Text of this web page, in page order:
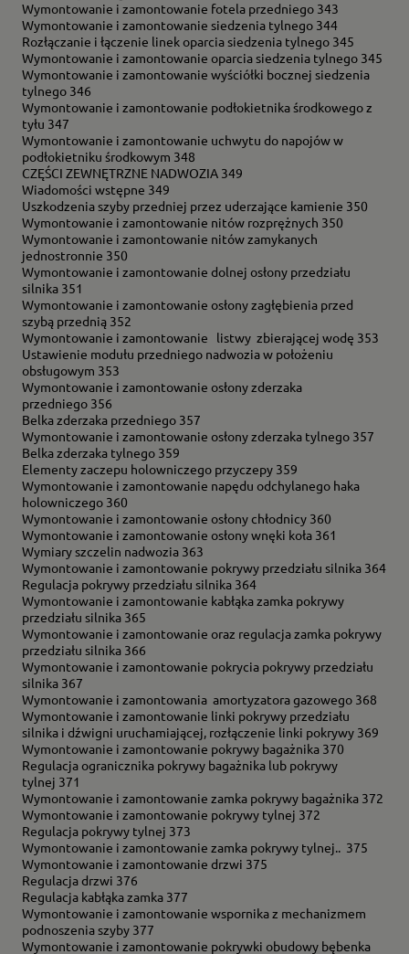
Wymontowanie i zamontowanie fotela przedniego 343
Wymontowanie i zamontowanie siedzenia tylnego 344
Rozłączanie i łączenie linek oparcia siedzenia tylnego 345
Wymontowanie i zamontowanie oparcia siedzenia tylnego 345
Wymontowanie i zamontowanie wyściółki bocznej siedzenia
tylnego 346
Wymontowanie i zamontowanie podłokietnika środkowego z
tyłu 347
Wymontowanie i zamontowanie uchwytu do napojów w
podłokietniku środkowym 348
CZĘŚCI ZEWNĘTRZNE NADWOZIA 349
Wiadomości wstępne 349
Uszkodzenia szyby przedniej przez uderzające kamienie 350
Wymontowanie i zamontowanie nitów rozprężnych 350
Wymontowanie i zamontowanie nitów zamykanych
jednostronnie 350
Wymontowanie i zamontowanie dolnej osłony przedziału
silnika 351
Wymontowanie i zamontowanie osłony zagłębienia przed
szybą przednią 352
Wymontowanie i zamontowanie listwy zbierającej wodę 353
Ustawienie modułu przedniego nadwozia w położeniu
obsługowym 353
Wymontowanie i zamontowanie osłony zderzaka
przedniego 356
Belka zderzaka przedniego 357
Wymontowanie i zamontowanie osłony zderzaka tylnego 357
Belka zderzaka tylnego 359
Elementy zaczepu holowniczego przyczepy 359
Wymontowanie i zamontowanie napędu odchylanego haka
holowniczego 360
Wymontowanie i zamontowanie osłony chłodnicy 360
Wymontowanie i zamontowanie osłony wnęki koła 361
Wymiary szczelin nadwozia 363
Wymontowanie i zamontowanie pokrywy przedziału silnika 364
Regulacja pokrywy przedziału silnika 364
Wymontowanie i zamontowanie kabłąka zamka pokrywy
przedziału silnika 365
Wymontowanie i zamontowanie oraz regulacja zamka pokrywy
przedziału silnika 366
Wymontowanie i zamontowanie pokrycia pokrywy przedziału
silnika 367
Wymontowanie i zamontowania amortyzatora gazowego 368
Wymontowanie i zamontowanie linki pokrywy przedziału
silnika i dźwigni uruchamiającej, rozłączenie linki pokrywy 369
Wymontowanie i zamontowanie pokrywy bagażnika 370
Regulacja ogranicznika pokrywy bagażnika lub pokrywy
tylnej 371
Wymontowanie i zamontowanie zamka pokrywy bagażnika 372
Wymontowanie i zamontowanie pokrywy tylnej 372
Regulacja pokrywy tylnej 373
Wymontowanie i zamontowanie zamka pokrywy tylnej.. 375
Wymontowanie i zamontowanie drzwi 375
Regulacja drzwi 376
Regulacja kabłąka zamka 377
Wymontowanie i zamontowanie wspornika z mechanizmem
podnoszenia szyby 377
Wymontowanie i zamontowanie pokrywki obudowy bębenka